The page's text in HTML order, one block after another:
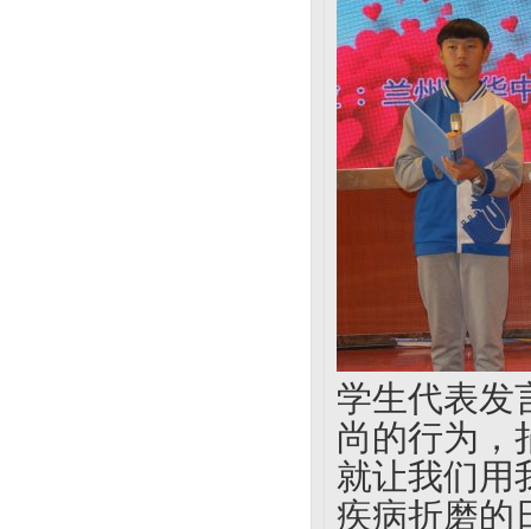
学生代表发
尚的行为，
就让我们用
疾病折磨的